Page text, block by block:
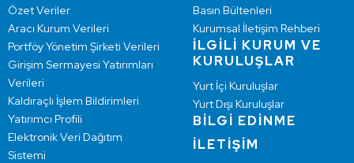
Özet Veriler
Aracı Kurum Verileri
Portföy Yönetim Şirketi Verileri
Girişim Sermayesi Yatırımları
Verileri
Kaldıraçlı İşlem Bildirimleri
Yatırımcı Profili
Elektronik Veri Dağıtım
Sistemi
Basın Bültenleri
Kurumsal İletişim Rehberi
İLGİLİ KURUM VE
KURULUŞLAR
Yurt İçi Kuruluşlar
Yurt Dışı Kuruluşlar
BİLGİ EDİNME
İLETİŞİM